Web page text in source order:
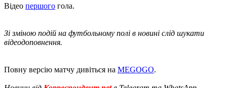
Відео першого гола.
Зі зміною подій на футбольному полі в новині слід шукати
відеодоповнення.
Повну версію матчу дивіться на MEGOGO.